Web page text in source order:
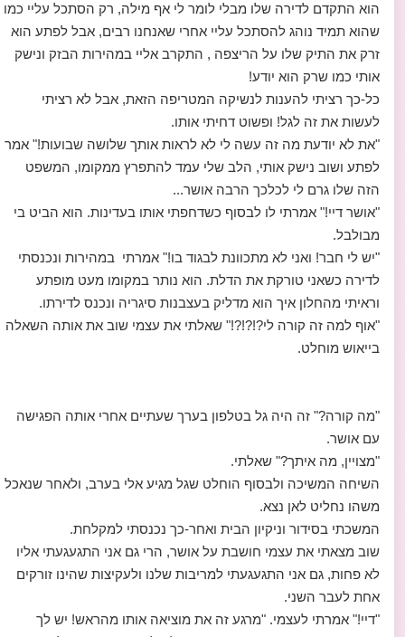
הוא התקדם לדירה שלו מבלי לומר לי אף מילה, רק הסתכל עליי כמו
שהוא תמיד נוהג להסתכל עליי אחרי שאנחנו רבים, אבל לפתע הוא
זרק את התיק שלו על הריצפה , התקרב אליי במהירות הבזק ונישק
אותי כמו שרק הוא יודע!
כל-כך רציתי להענות לנשיקה המטריפה הזאת, אבל לא רציתי
לעשות את זה לגל! ופשוט דחיתי אותו.
"את לא יודעת מה זה עשה לי לא לראות אותך שלושה שבועות!" אמר
לפתע ושוב נישק אותי, הלב שלי עמד להתפרץ ממקומו, המשפט
הזה שלו גרם לי לכלכך הרבה אושר...
"אושר דיי!" אמרתי לו לבסוף כשדחפתי אותו בעדינות. הוא הביט בי
מבולבל.
"יש לי חבר! ואני לא מתכוונת לבגוד בו!" אמרתי במהירות ונכנסתי
לדירה כשאני טורקת את הדלת. הוא נותר במקומו מעט מופתע
וראיתי מהחלון איך הוא מדליק בעצבנות סיגריה ונכנס לדירתו.
"אוף למה זה קורה לי?!?!?!" שאלתי את עצמי שוב את אותה השאלה
בייאוש מוחלט.
"מה קורה?" זה היה גל בטלפון בערך שעתיים אחרי אותה הפגישה
עם אושר.
"מצויין, מה איתך?" שאלתי.
השיחה המשיכה ולבסוף הוחלט שגל מגיע אלי בערב, ולאחר שנאכל
משהו נחליט לאן נצא.
המשכתי בסידור וניקיון הבית ואחר-כך נכנסתי למקלחת.
שוב מצאתי את עצמי חושבת על אושר, הרי גם אני התגעגעתי אליו
לא פחות, גם אני התגעגעתי למריבות שלנו ולעקיצות שהינו זורקים
אחת לעבר השני.
"דיי!" אמרתי לעצמי. "מרגע זה את מוציאה אותו מהראש! יש לך